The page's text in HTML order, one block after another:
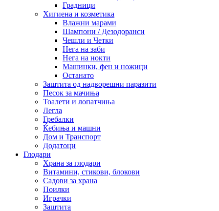
Градници
Хигиена и козметика
Влажни марами
Шампони / Дезодоранси
Чешли и Четки
Нега на заби
Нега на нокти
Машинки, фен и ножици
Останато
Заштита од надворешни паразити
Песок за мачиња
Тоалети и лопатчиња
Легла
Гребалки
Ќебиња и машни
Дом и Транспорт
Додатоци
Глодари
Храна за глодари
Витамини, стикови, блокови
Садови за храна
Поилки
Играчки
Заштита